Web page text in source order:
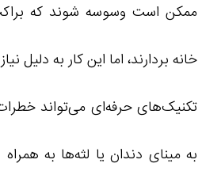
ممکن است وسوسه شوند که
خانه بردارند، اما این کار به دلیل
تکنیک‌های حرفه‌ای می‌تواند
به مینای دندان یا لثه‌ها به